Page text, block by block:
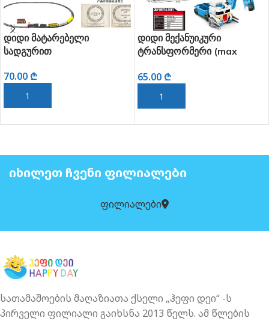
დიდი მატარებელი
სადგურით
70.00 ₾
ᲙᲐᲚᲐᲗᲐᲨᲘ ᲓᲐᲛᲐᲢᲔᲑᲐ
დიდი მექანუიკური
ტრანსფორმერი (max
65.00 ₾
ᲙᲐᲚᲐᲗᲐᲨᲘ ᲓᲐᲛᲐᲢᲔᲑᲐ
ᲘᲮᲘᲚᲔᲗ ᲩᲕᲔᲜᲘ ᲤᲘᲚᲘᲐᲚᲔᲑᲘ
ფილიალები
სათამაშოების მაღაზიათა ქსელი „ჰეფი დეი“ -ს
პირველი ფილიალი გაიხსნა 2013 წელს. ამ წლების